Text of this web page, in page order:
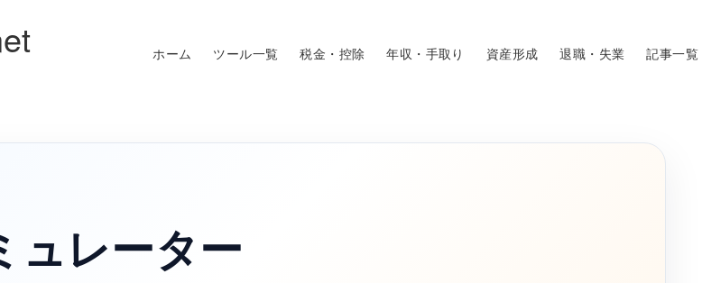
ホーム ツール一覧 税金・控除 年収・手取り 資産形成 退職・失業 記事一覧
ュレーター